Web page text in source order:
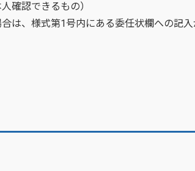
確認できるもの）
は、様式第1号内にある委任状欄への記